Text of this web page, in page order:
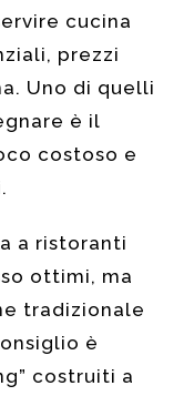
cucina
prezzi
Uno di quelli
è il
costoso e
a ristoranti
ottimi, ma
tradizionale
è
costruiti a